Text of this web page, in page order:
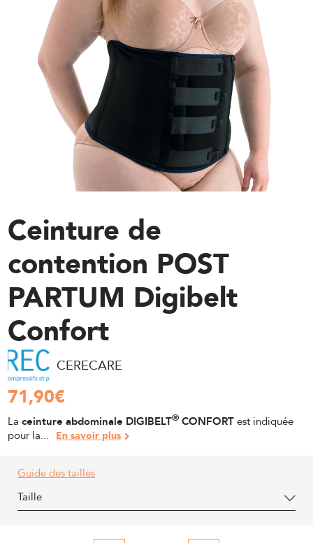
Ceinture de
contention POST
PARTUM Digibelt
Confort
CERECARE
71,90€
Laceinture abdominale DIGIBELT® CONFORTest indiquée
pour la... En savoir plus
Guide des tailles
Taille